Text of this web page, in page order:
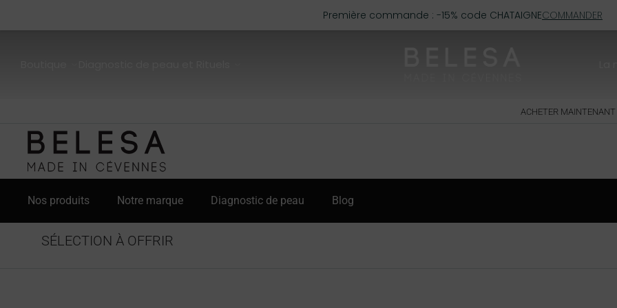
Première commande : -15% code CHATAIGNECOMMANDER
ACHETER MAINTENANT
Nos produits Notre marque Diagnostic de peau Blog
SÉLECTION À OFFRIR